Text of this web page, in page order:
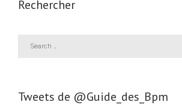
Rechercher
Tweets de ‎@Guide_des_Bpm